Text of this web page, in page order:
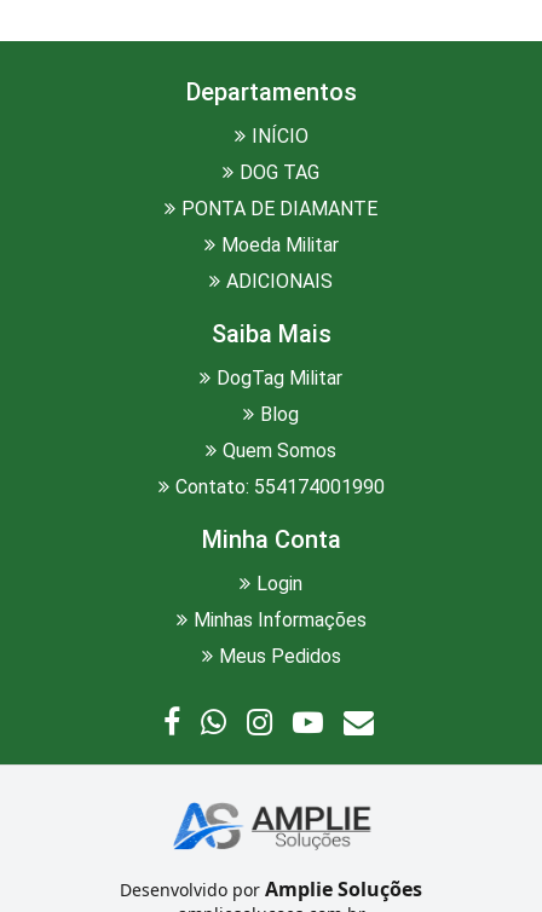
Departamentos
INÍCIO
DOG TAG
PONTA DE DIAMANTE
Moeda Militar
ADICIONAIS
Saiba Mais
DogTag Militar
Blog
Quem Somos
Contato: 554174001990
Minha Conta
Login
Minhas Informações
Meus Pedidos
Desenvolvido por Amplie Soluções